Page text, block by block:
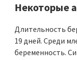
Некоторые
Длительность
19 дней. Среди
беременность.